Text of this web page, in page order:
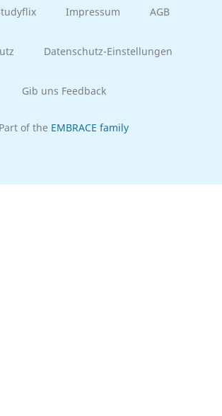
Impressum AGB
Datenschutz-Einstellungen
Gib uns Feedback
Part of the EMBRACE family